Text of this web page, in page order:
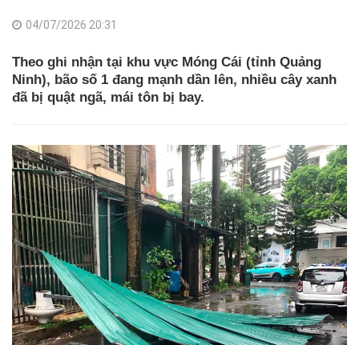
04/07/2026 20:31
Theo ghi nhận tại khu vực Móng Cái (tỉnh Quảng
Ninh), bão số 1 đang mạnh dần lên, nhiều cây xanh
đã bị quật ngã, mái tôn bị bay.